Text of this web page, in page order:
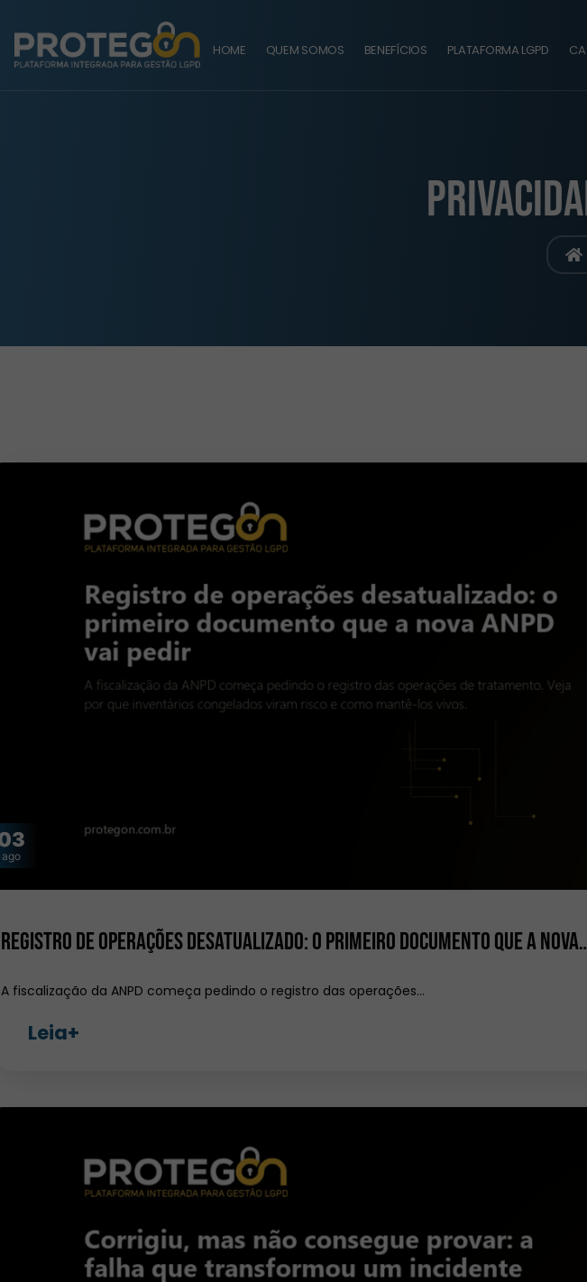
HOME QUEM SOMOS BENEFÍCIOS PLATAFORMA LGPD
ago
Registro de operações desatualizado: o primeiro documento que a
A fiscalização da ANPD começa pedindo o registro das operações…
Leia+